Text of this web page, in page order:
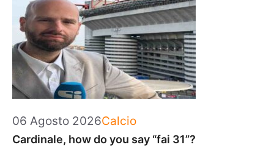
06 Agosto 2026Categorie
Calcio
Cardinale, how do you say “fai 31”?